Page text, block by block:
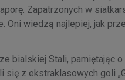
Zapatrzonych w
Oni wiedzą najlepiej, jak
bialskiej Stali, pamiętając
z ekstraklasowych goli